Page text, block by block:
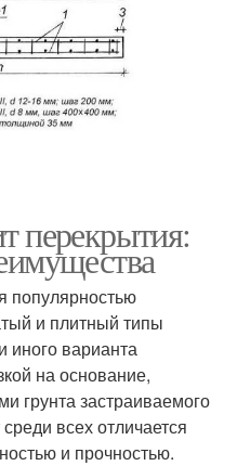
перекрытия:
популярностью
и плитный типы
иного варианта
на основание,
грунта застраиваемого
всех отличается
и прочностью.